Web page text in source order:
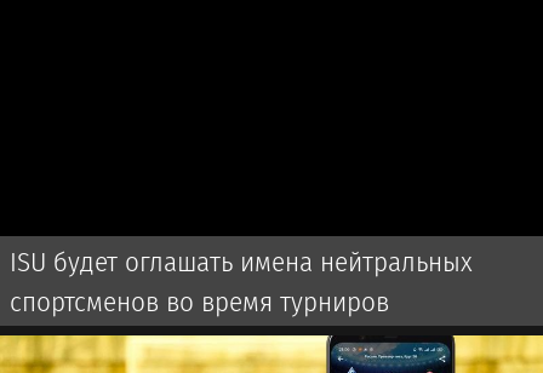
ISU будет оглашать имена нейтральных
спортсменов во время турниров